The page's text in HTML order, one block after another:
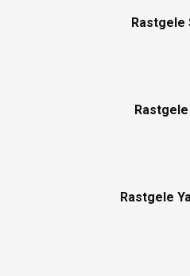
Rastgele
Rastgele